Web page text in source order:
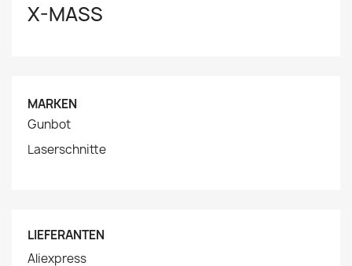
X-MASS
MARKEN
Gunbot
Laserschnitte
LIEFERANTEN
Aliexpress